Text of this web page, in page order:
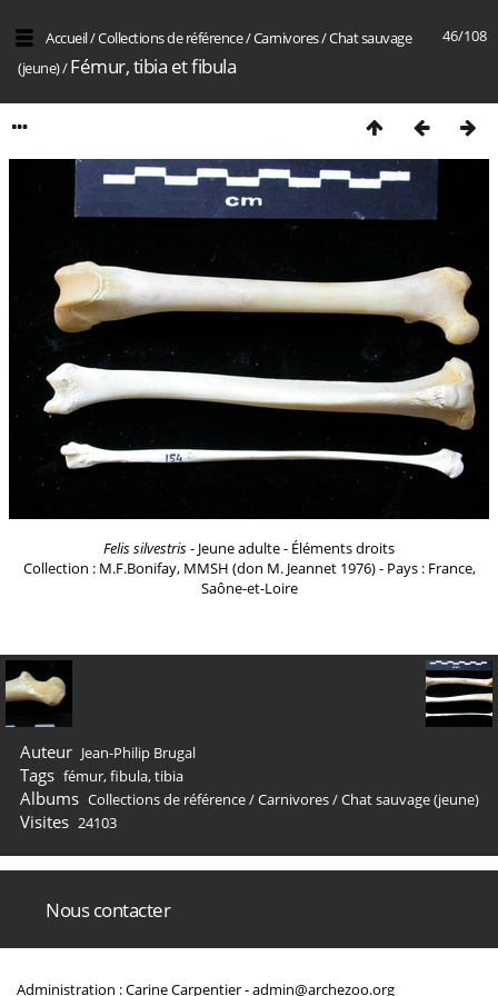
46/108
Accueil/Collections de référence/Carnivores/Chat sauvage
(jeune)/Fémur, tibia et fibula
Felis silvestris- Jeune adulte - Éléments droits
Collection : M.F.Bonifay, MMSH (don M. Jeannet 1976) - Pays : France,
Saône-et-Loire
Auteur Jean-Philip Brugal
Tags fémur,fibula,tibia
Albums Collections de référence/Carnivores/Chat sauvage (jeune)
Visites 24103
Nous contacter
Administration : Carine Carpentier -admin@archezoo.org